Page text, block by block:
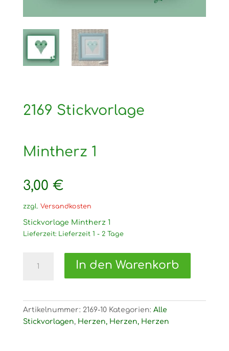
2169 Stickvorlage
Mintherz 1
3,00 €
zzgl. Versandkosten
Stickvorlage Mintherz 1
Lieferzeit: Lieferzeit 1 - 2 Tage
Stickvorlage
In den Warenkorb
Artikelnummer: 2169-10 Kategorien: Alle
Stickvorlagen, Herzen, Herzen, Herzen